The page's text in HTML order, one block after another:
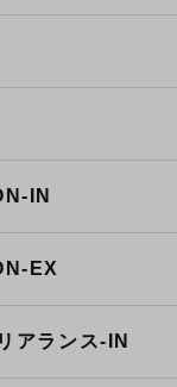
IN
EX
アランス-IN